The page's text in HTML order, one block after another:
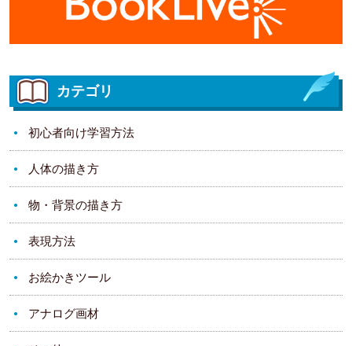
カテゴリ
初心者向け学習方法
人体の描き方
物・背景の描き方
表現方法
お絵かきツール
アナログ画材